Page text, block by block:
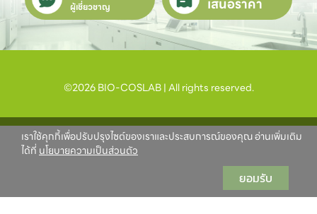
ผู้เชี่ยวชาญ
©2026 BIO-COSLAB | All rights reserved.
เราใช้คุกกี้เพื่อปรับปรุงไซต์ของเราและประสบการณ์ของคุณ อ่านเพิ่มเติม
ได้ที่ นโยบายความเป็นส่วนตัว
ยอมรับ